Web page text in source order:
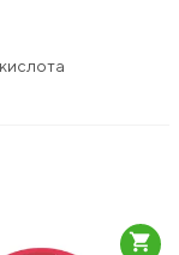
shopping_cart